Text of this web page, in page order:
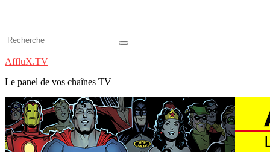
AffluX.TV
Le panel de vos chaînes TV